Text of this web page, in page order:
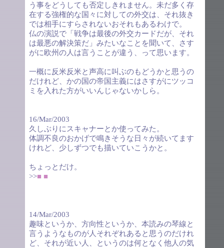
う事をどうしても否定しきれません。未だ多く存
在する強権的な国々に対しての外交は、それ抜き
では相手にすらされないおそれもあるわけで。
仏の演説で「戦争は最後の外交カードだが、それ
は最悪の解決策だ」みたいなことを聞いて、さす
がに欧州の人は言うことが違う、って思います。
一概に反米反米と声高に叫ぶのもどうかと思うの
だけれど、かの国の帝国主義にはさすがにツッコ
ミを入れた方がいいんじゃないかしら。
16/Mar/2003
久しぶりにスキャナーとか使ってみた。
体調不良のおかげで鳴きそうな日々が続いてます
けれど、少しずつでも描いていこうかと。
ちょっとだけ。
>>■ ■
14/Mar/2003
趣味というか、方向性というか、本読みの琴線と
言うようなものが人それぞれあると思うのだけれ
ど、それが近い人、というのは何となく他人の気